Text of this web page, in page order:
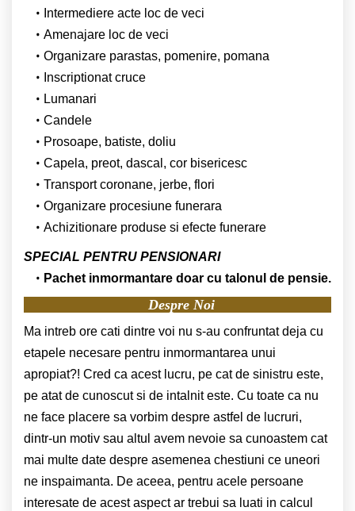
Intermediere acte loc de veci
Amenajare loc de veci
Organizare parastas, pomenire, pomana
Inscriptionat cruce
Lumanari
Candele
Prosoape, batiste, doliu
Capela, preot, dascal, cor bisericesc
Transport coronane, jerbe, flori
Organizare procesiune funerara
Achizitionare produse si efecte funerare
SPECIAL PENTRU PENSIONARI
Pachet inmormantare doar cu talonul de pensie.
Despre Noi
Ma intreb ore cati dintre voi nu s-au confruntat deja cu
etapele necesare pentru inmormantarea unui
apropiat?! Cred ca acest lucru, pe cat de sinistru este,
pe atat de cunoscut si de intalnit este. Cu toate ca nu
ne face placere sa vorbim despre astfel de lucruri,
dintr-un motiv sau altul avem nevoie sa cunoastem cat
mai multe date despre asemenea chestiuni ce uneori
ne inspaimanta. De aceea, pentru acele persoane
interesate de acest aspect ar trebui sa luati in calcul